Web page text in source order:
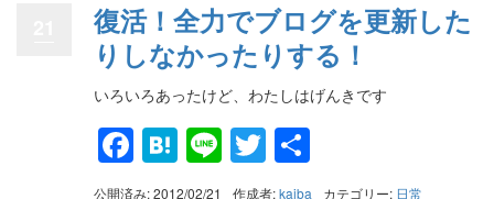
復活！全力でブログを更新した
りしなかったりする！
いろいろあったけど、わたしはげんきです
Facebook
Hatena
LineTwitter
有
公開済み: 2012/02/21 作成者:kaiba カテゴリー: 日常